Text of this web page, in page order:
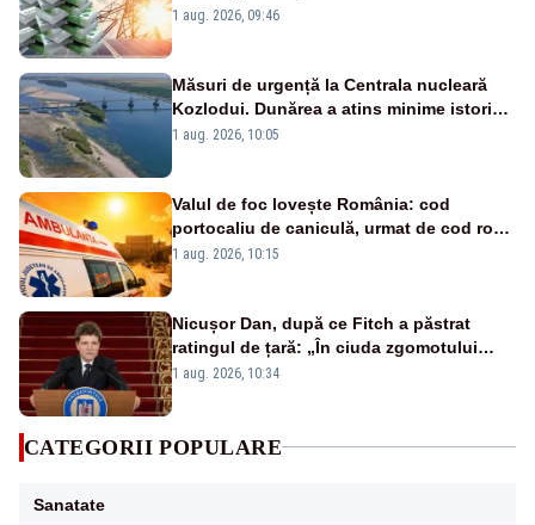
Analiză Realitatea Plus
1 aug. 2026, 09:46
Măsuri de urgență la Centrala nucleară
Kozlodui. Dunărea a atins minime istorice
și în Bulgaria
1 aug. 2026, 10:05
Valul de foc lovește România: cod
portocaliu de caniculă, urmat de cod roșu
duminică. Temperaturile urcă spre 40°C
1 aug. 2026, 10:15
Nicușor Dan, după ce Fitch a păstrat
ratingul de țară: „În ciuda zgomotului
politic, România funcționează”
1 aug. 2026, 10:34
CATEGORII POPULARE
Sanatate